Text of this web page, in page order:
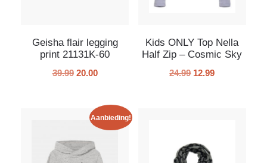
Geisha flair legging
print 21131K-60
39.99 20.00
Kids ONLY Top Nella
Half Zip – Cosmic Sky
24.99 12.99
Aanbieding!